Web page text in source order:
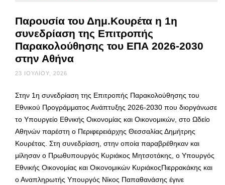
Παρουσία του Δημ.Κουρέτα η 1η
συνεδρίαση της Επιτροπής
Παρακολούθησης του ΕΠΑ 2026-2030
στην Αθήνα
23 ΙΟΥΛΊΟΥ, 2026
Στην 1η συνεδρίαση της Επιτροπής Παρακολούθησης του
Εθνικού Προγράμματος Ανάπτυξης 2026-2030 που διοργάνωσε
το Υπουργείο Εθνικής Οικονομίας και Οικονομικών, στο Ωδείο
Αθηνών παρέστη ο Περιφερειάρχης Θεσσαλίας Δημήτρης
Κουρέτας. Στη συνεδρίαση, στην οποία παραβρέθηκαν και
μίλησαν ο Πρωθυπουργός Κυριάκος Μητσοτάκης, ο Υπουργός
Εθνικής Οικονομίας και Οικονομικών ΚυριάκοςΠιερρακάκης και
ο Αναπληρωτής Υπουργός Νίκος Παπαθανάσης έγινε